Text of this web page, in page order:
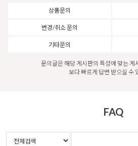
상품문의
변경/취소 문의
기타문의
문의글은 해당 게시판의 특성에 맞는 게
보다 빠르게 답변 받으실 수
FAQ